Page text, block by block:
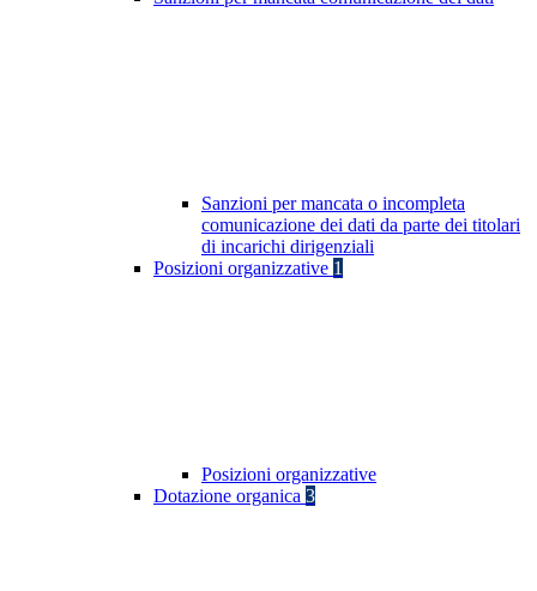
Sanzioni per mancata o incompleta
comunicazione dei dati da parte dei titolari
di incarichi dirigenziali
Posizioni organizzative 1
Posizioni organizzative
Dotazione organica 3